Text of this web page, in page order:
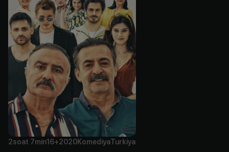
2soat 7min16+2020KomediyaTurkiya